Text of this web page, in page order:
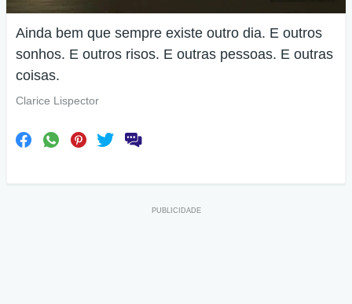
Ainda bem que sempre existe outro dia. E outros
sonhos. E outros risos. E outras pessoas. E outras
coisas.
Clarice Lispector